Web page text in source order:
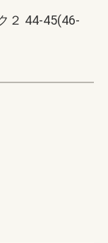
２ 44-45(46-